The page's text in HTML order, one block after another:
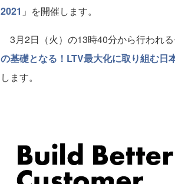
2021 」を開催します。
3月2日（火）の13時40分から行われ
の基礎となる！LTV最大化に取り組む日
します。